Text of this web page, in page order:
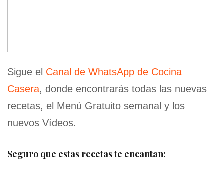
Sigue el Canal de WhatsApp de Cocina
Casera, donde encontrarás todas las nuevas
recetas, el Menú Gratuito semanal y los
nuevos Vídeos.
Seguro que estas recetas te encantan: